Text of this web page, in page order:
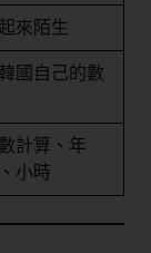
來陌生
國自己的數
計算、年
小時